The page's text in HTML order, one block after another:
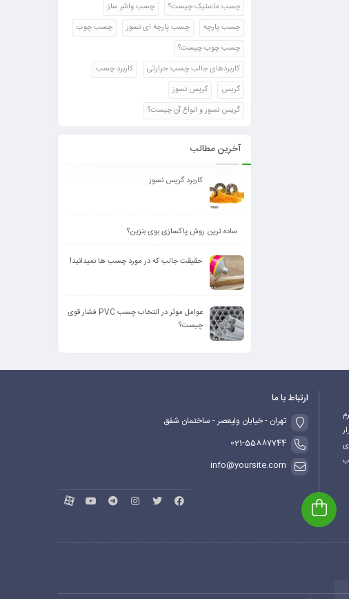
چسب ماستیک چیست؟
چسب واشر ساز
چسب پارچه
چسب پارچه ای نسوز
چسب چوب
چسب چوب چیست؟
کاربردهای جالب چسب حرارتی
کاربرد چسب
گریس
گریس نسوز
گریس نسوز و انواع آن چیست؟
آخرین مطالب
کاربرد گریس نسوز
ساده ترین روش پاکسازی بوی بنزین؟
حقیقت جالب که در مورد چسب ها نمیدانید!
عوامل موثر در انتخاب چسب PVC فشار قوی
چیست؟
ارتباط با ما
تهران - خیابان ولیعصر - ساختمان شفق
021-55887744
info@yoursite.com